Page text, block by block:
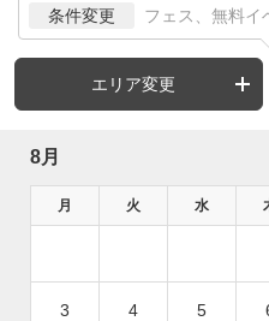
条件変更 フェス、無料イ
エリア変更
8月
月 火 水
3 4 5